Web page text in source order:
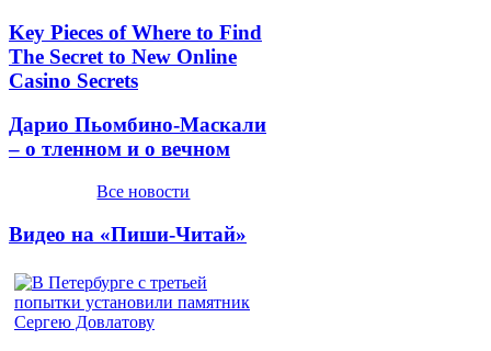
Key Pieces of Where to Find
The Secret to New Online
Casino Secrets
Дарио Пьомбино-Маскали
– о тленном и о вечном
Все новости
Видео на «Пиши-Читай»